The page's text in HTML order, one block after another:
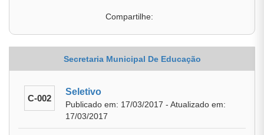
Compartilhe:
Secretaria Municipal De Educação
C-002
Seletivo
Publicado em: 17/03/2017 - Atualizado em:
17/03/2017